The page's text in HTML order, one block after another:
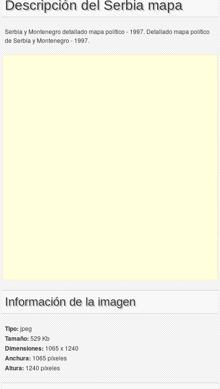
Descripción del Serbia mapa
Serbia y Montenegro detallado mapa político - 1997. Detallado mapa político
de Serbia y Montenegro - 1997.
Información de la imagen
Tipo:jpeg
Tamaño:529 Kb
Dimensiones:1065 x 1240
Anchura:1065 píxeles
Altura:1240 píxeles